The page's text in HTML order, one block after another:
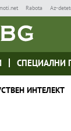
Rabota Az-
СПЕЦИАЛНИ
ИНТЕЛЕКТ